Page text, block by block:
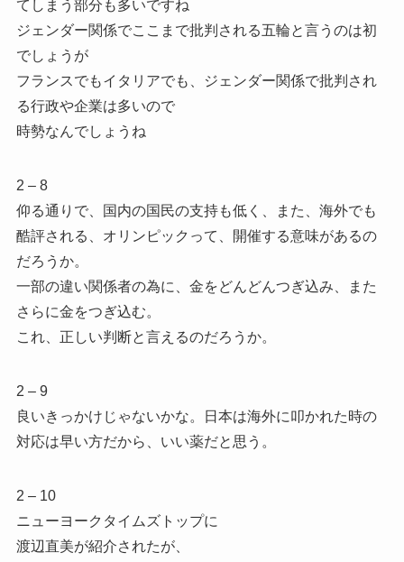
てしまう部分も多いですね
ジェンダー関係でここまで批判される五輪と言うのは初
でしょうが
フランスでもイタリアでも、ジェンダー関係で批判され
る行政や企業は多いので
時勢なんでしょうね
2 – 8
仰る通りで、国内の国民の支持も低く、また、海外でも
酷評される、オリンピックって、開催する意味があるの
だろうか。
一部の違い関係者の為に、金をどんどんつぎ込み、また
さらに金をつぎ込む。
これ、正しい判断と言えるのだろうか。
2 – 9
良いきっかけじゃないかな。日本は海外に叩かれた時の
対応は早い方だから、いい薬だと思う。
2 – 10
ニューヨークタイムズトップに
渡辺直美が紹介されたが、